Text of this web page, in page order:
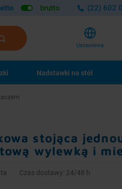
brutto (22) 602
Ustawienia
Nadstawki na stół
stojąca
wylewką i
Czas dostawy: 24/48 h